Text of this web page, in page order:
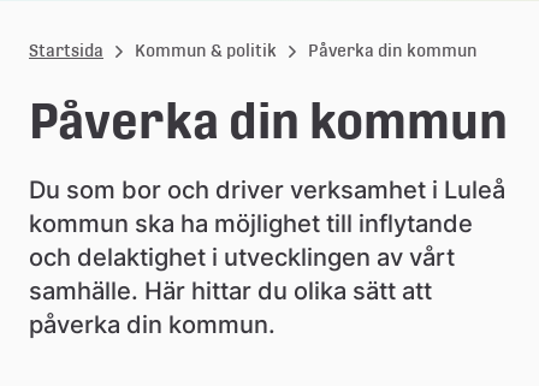
u
l
e
å
k
o
m
Startsida Kommun & politik Påverka din kommun
Påverka din kommun
Du som bor och driver verksamhet i Luleå
kommun ska ha möjlighet till inflytande
och delaktighet i utvecklingen av vårt
samhälle. Här hittar du olika sätt att
påverka din kommun.